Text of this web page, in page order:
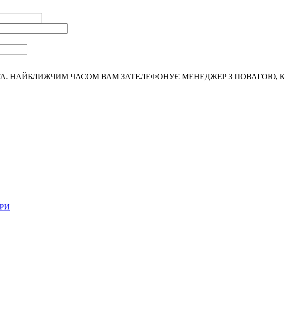
НАЙБЛИЖЧИМ ЧАСОМ ВАМ ЗАТЕЛЕФОНУЄ МЕНЕДЖЕР З ПОВАГОЮ,